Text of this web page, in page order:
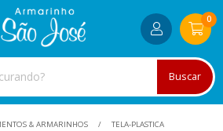
Buscar
0
& ARMARINHOS TELA-PLASTICA